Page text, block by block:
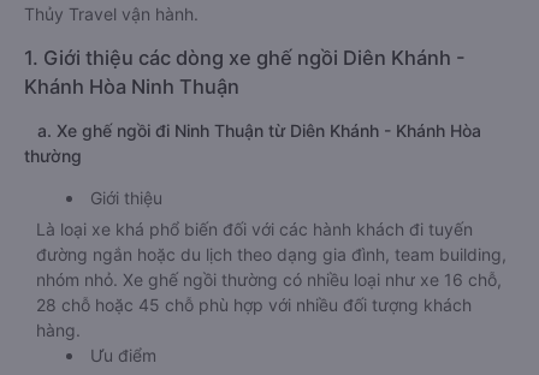
Thủy Travel vận hành.
1. Giới thiệu các dòng xe ghế ngồi Diên Khánh -
Khánh Hòa Ninh Thuận
a. Xe ghế ngồi đi Ninh Thuận từ Diên Khánh - Khánh Hòa
thường
Giới thiệu
Là loại xe khá phổ biến đối với các hành khách đi tuyến
đường ngắn hoặc du lịch theo dạng gia đình, team building,
nhóm nhỏ. Xe ghế ngồi thường có nhiều loại như xe 16 chỗ,
28 chỗ hoặc 45 chỗ phù hợp với nhiều đối tượng khách
hàng.
Ưu điểm